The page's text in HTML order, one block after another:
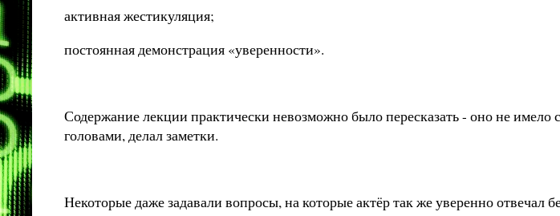
активная жестикуляция;
постоянная демонстрация «уверенности».
Содержание лекции практически невозможно было пересказать - оно не
головами, делал заметки.
Некоторые даже задавали вопросы, на которые актёр так же уверенно